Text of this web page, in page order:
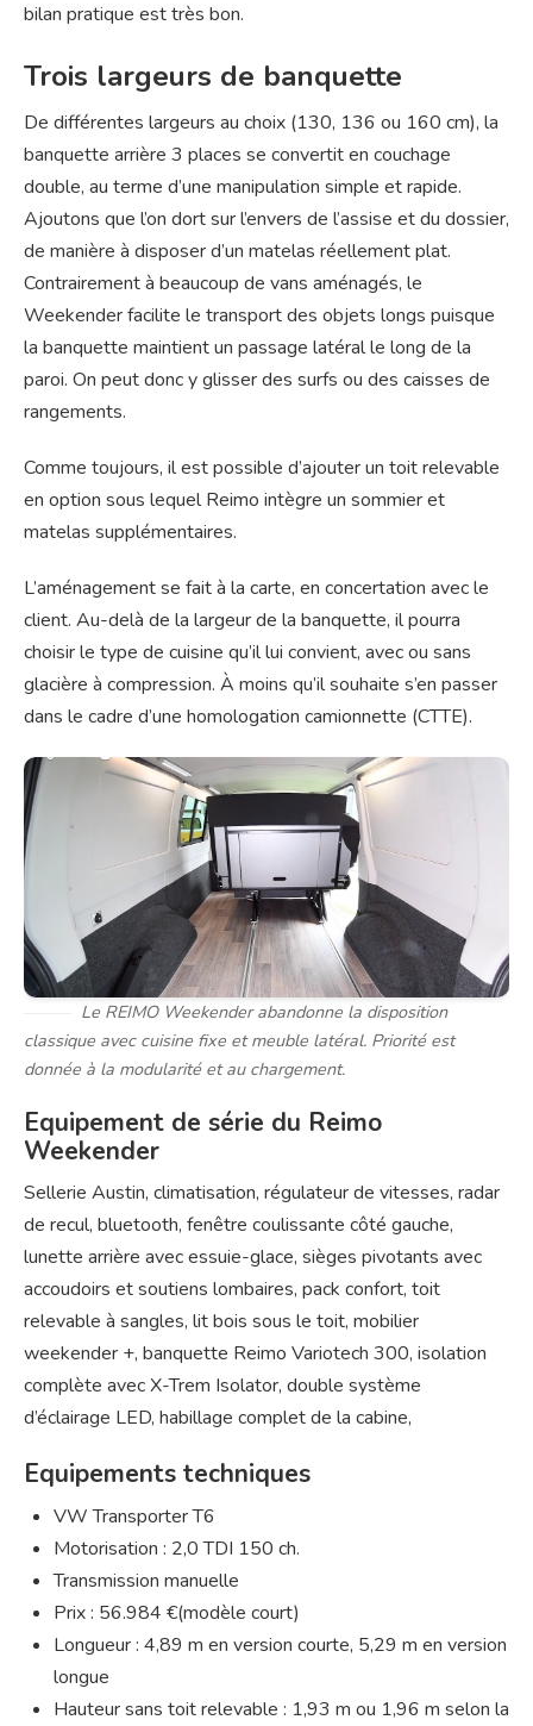
bilan pratique est très bon.
Trois largeurs de banquette
De différentes largeurs au choix (130, 136 ou 160 cm), la
banquette arrière 3 places se convertit en couchage
double, au terme d’une manipulation simple et rapide.
Ajoutons que l’on dort sur l’envers de l’assise et du dossier,
de manière à disposer d’un matelas réellement plat.
Contrairement à beaucoup de vans aménagés, le
Weekender facilite le transport des objets longs puisque
la banquette maintient un passage latéral le long de la
paroi. On peut donc y glisser des surfs ou des caisses de
rangements.
Comme toujours, il est possible d’ajouter un toit relevable
en option sous lequel Reimo intègre un sommier et
matelas supplémentaires.
L’aménagement se fait à la carte, en concertation avec le
client. Au-delà de la largeur de la banquette, il pourra
choisir le type de cuisine qu’il lui convient, avec ou sans
glacière à compression. À moins qu’il souhaite s’en passer
dans le cadre d’une homologation camionnette (CTTE).
Le REIMO Weekender abandonne la disposition
classique avec cuisine fixe et meuble latéral. Priorité est
donnée à la modularité et au chargement.
Equipement de série du Reimo
Weekender
Sellerie Austin, climatisation, régulateur de vitesses, radar
de recul, bluetooth, fenêtre coulissante côté gauche,
lunette arrière avec essuie-glace, sièges pivotants avec
accoudoirs et soutiens lombaires, pack confort, toit
relevable à sangles, lit bois sous le toit, mobilier
weekender +, banquette Reimo Variotech 300, isolation
complète avec X-Trem Isolator, double système
d’éclairage LED, habillage complet de la cabine,
Equipements techniques
VW Transporter T6
Motorisation : 2,0 TDI 150 ch.
Transmission manuelle
Prix : 56.984 €(modèle court)
Longueur : 4,89 m en version courte, 5,29 m en version
longue
Hauteur sans toit relevable : 1,93 m ou 1,96 m selon la